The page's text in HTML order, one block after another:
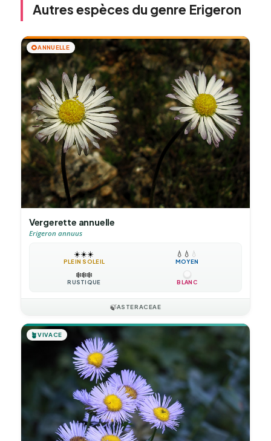
Autres espèces du genre Erigeron
🌻ANNUELLE
Vergerette annuelle
Erigeron annuus
☀️☀️☀️
PLEIN SOLEIL
💧 💧 💧
MOYEN
❄️❄️❄️
RUSTIQUE BLANC
🍃ASTERACEAE
🪴VIVACE